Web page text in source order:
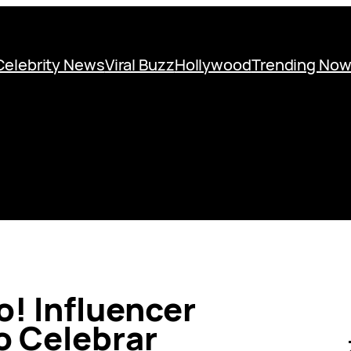
NewsViral BuzzHollywoodTrending Now
Influencer
Celebrar